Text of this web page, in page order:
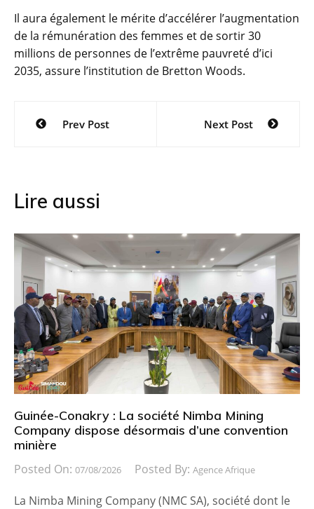
Il aura également le mérite d’accélérer l’augmentation
de la rémunération des femmes et de sortir 30
millions de personnes de l’extrême pauvreté d’ici
2035, assure l’institution de Bretton Woods.
Navigation
Prev Post Next Post
Lire aussi
Guinée-Conakry : La société Nimba Mining
Company dispose désormais d’une convention
minière
Posted On: 07/08/2026 Posted By: Agence Afrique
La Nimba Mining Company (NMC SA), société dont le